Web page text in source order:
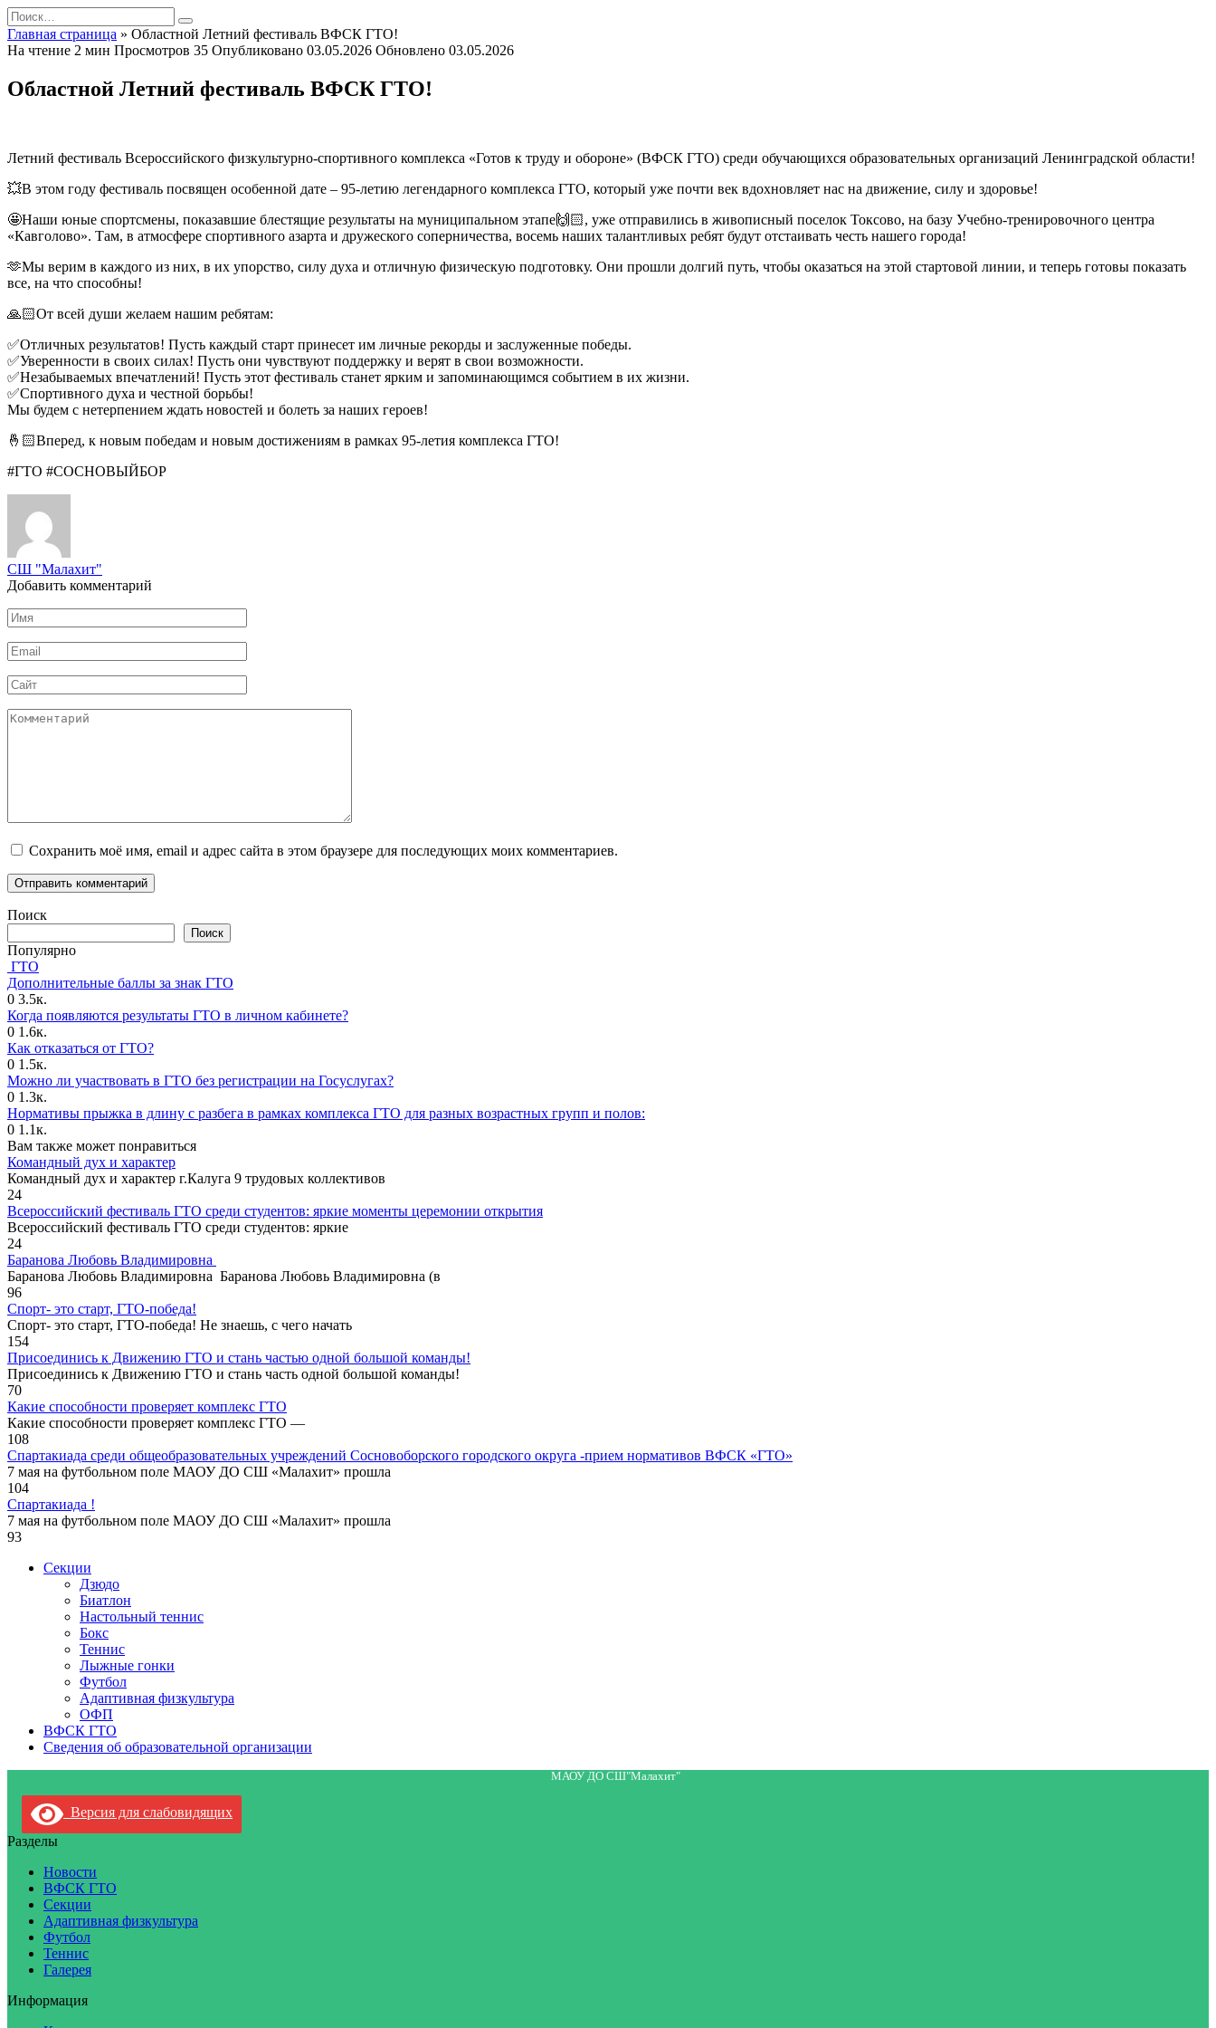
Перейти
к
содержанию
Search
for:
Главная страница » Областной Летний фестиваль ВФСК ГТО!
На чтение 2 мин Просмотров 35 Опубликовано 03.05.2026 Обновлено 03.05.2026
Областной Летний фестиваль ВФСК ГТО!
Летний фестиваль Всероссийского физкультурно-спортивного комплекса «Готов к труду и обороне» (ВФСК ГТО) среди обучающихся образовательных организаций Ленинградской области!
💥В этом году фестиваль посвящен особенной дате – 95-летию легендарного комплекса ГТО, который уже почти век вдохновляет нас на движение, силу и здоровье!
🤩Наши юные спортсмены, показавшие блестящие результаты на муниципальном этапе🙌🏻, уже отправились в живописный поселок Токсово, на базу Учебно-тренировочного центра
«Кавголово». Там, в атмосфере спортивного азарта и дружеского соперничества, восемь наших талантливых ребят будут отстаивать честь нашего города!
🫶Мы верим в каждого из них, в их упорство, силу духа и отличную физическую подготовку. Они прошли долгий путь, чтобы оказаться на этой стартовой линии, и теперь готовы показать
все, на что способны!
🙏🏻От всей души желаем нашим ребятам:
✅Отличных результатов! Пусть каждый старт принесет им личные рекорды и заслуженные победы.
✅Уверенности в своих силах! Пусть они чувствуют поддержку и верят в свои возможности.
✅Незабываемых впечатлений! Пусть этот фестиваль станет ярким и запоминающимся событием в их жизни.
✅Спортивного духа и честной борьбы!
Мы будем с нетерпением ждать новостей и болеть за наших героев!
🤞🏻Вперед, к новым победам и новым достижениям в рамках 95-летия комплекса ГТО!
#ГТО #СОСНОВЫЙБОР
СШ "Малахит"
Добавить комментарий
Имя
*
Email
*
Сайт
Комментарий
Сохранить моё имя, email и адрес сайта в этом браузере для последующих моих комментариев.
Поиск
Поиск
Популярно
ГТО
Дополнительные баллы за знак ГТО
0 3.5к.
Когда появляются результаты ГТО в личном кабинете?
0 1.6к.
Как отказаться от ГТО?
0 1.5к.
Можно ли участвовать в ГТО без регистрации на Госуслугах?
0 1.3к.
Нормативы прыжка в длину с разбега в рамках комплекса ГТО для разных возрастных групп и полов:
0 1.1к.
Вам также может понравиться
Командный дух и характер
Командный дух и характер г.Калуга 9 трудовых коллективов
24
Всероссийский фестиваль ГТО среди студентов: яркие моменты церемонии открытия
Всероссийский фестиваль ГТО среди студентов: яркие
24
Баранова Любовь Владимировна
Баранова Любовь Владимировна Баранова Любовь Владимировна (в
96
Спорт- это старт, ГТО-победа!
Спорт- это старт, ГТО-победа! Не знаешь, с чего начать
154
Присоединись к Движению ГТО и стань частью одной большой команды!
Присоединись к Движению ГТО и стань часть одной большой команды!
70
Какие способности проверяет комплекс ГТО
Какие способности проверяет комплекс ГТО —
108
Спартакиада среди общеобразовательных учреждений Сосновоборского городского округа -прием нормативов ВФСК «ГТО»
7 мая на футбольном поле МАОУ ДО СШ «Малахит» прошла
104
Спартакиада !
7 мая на футбольном поле МАОУ ДО СШ «Малахит» прошла
93
Секции
Дзюдо
Биатлон
Настольный теннис
Бокс
Теннис
Лыжные гонки
Футбол
Адаптивная физкультура
ОФП
ВФСК ГТО
Сведения об образовательной организации
МАОУ ДО СШ"Малахит"
Версия для слабовидящих
Разделы
Новости
ВФСК ГТО
Секции
Адаптивная физкультура
Футбол
Теннис
Галерея
Информация